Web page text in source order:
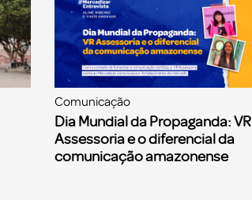
Comunicação
Dia Mundial da Propaganda: VR
Assessoria e o diferencial da
comunicação amazonense